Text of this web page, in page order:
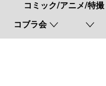
コミック/アニメ/特撮
コブラ会